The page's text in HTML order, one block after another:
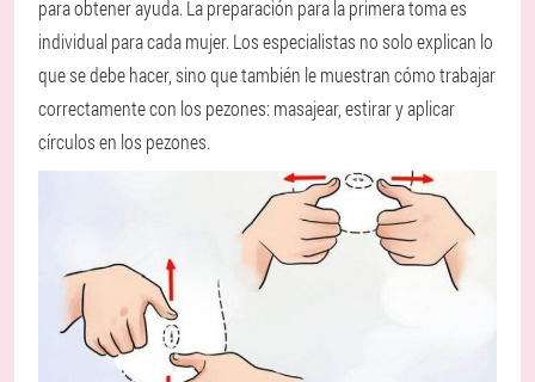
para obtener ayuda. La preparación para la primera toma es
individual para cada mujer. Los especialistas no solo explican lo
que se debe hacer, sino que también le muestran cómo trabajar
correctamente con los pezones: masajear, estirar y aplicar
círculos en los pezones.